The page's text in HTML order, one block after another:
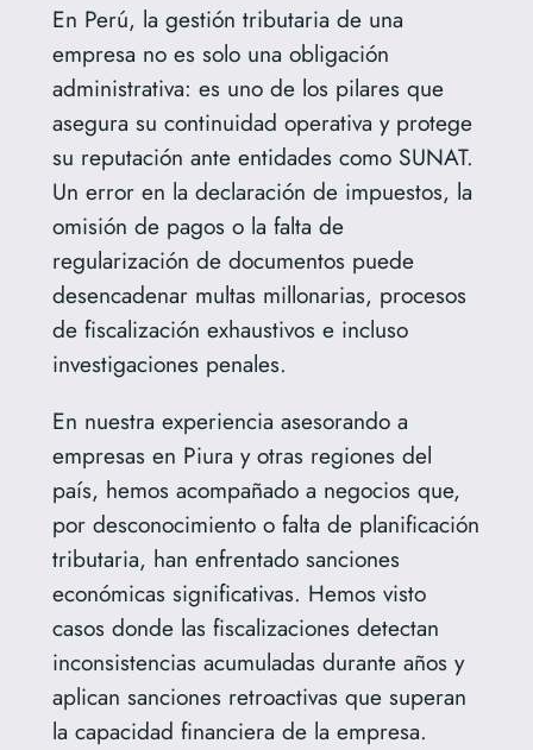
En Perú, la gestión tributaria de una
empresa no es solo una obligación
administrativa: es uno de los pilares que
asegura su continuidad operativa y protege
su reputación ante entidades como SUNAT.
Un error en la declaración de impuestos, la
omisión de pagos o la falta de
regularización de documentos puede
desencadenar multas millonarias, procesos
de fiscalización exhaustivos e incluso
investigaciones penales.
En nuestra experiencia asesorando a
empresas en Piura y otras regiones del
país, hemos acompañado a negocios que,
por desconocimiento o falta de planificación
tributaria, han enfrentado sanciones
económicas significativas. Hemos visto
casos donde las fiscalizaciones detectan
inconsistencias acumuladas durante años y
aplican sanciones retroactivas que superan
la capacidad financiera de la empresa.